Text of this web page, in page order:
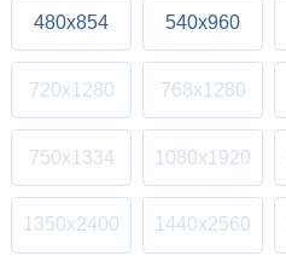
480x854 540x960
720x1280 768x1280
750x1334 1080x1920
1350x2400 1440x2560